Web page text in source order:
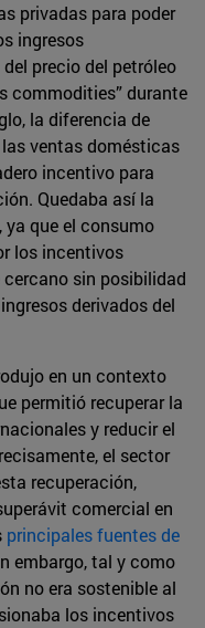
privadas para poder
ingresos
precio del petróleo
commodities” durante
la diferencia de
ventas domésticas
incentivo para
Quedaba así la
ya que el consumo
los incentivos
sin posibilidad
derivados del
en un contexto
permitió recuperar la
y reducir el
el sector
recuperación,
comercial en
principales fuentes de
embargo, tal y como
no era sostenible al
los incentivos